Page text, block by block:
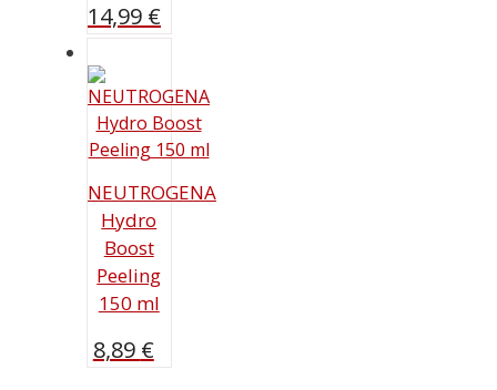
14,99 €
NEUTROGENA
Hydro
Boost
Peeling
150 ml
8,89 €